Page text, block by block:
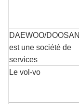
DAEWOO/DOOSAN
est une société de
services
Le vol-vo